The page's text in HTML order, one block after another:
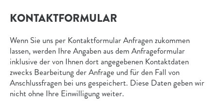
KONTAKTFORMULAR
Wenn Sie uns per Kontaktformular Anfragen zukommen
lassen, werden Ihre Angaben aus dem Anfrageformular
inklusive der von Ihnen dort angegebenen Kontaktdaten
zwecks Bearbeitung der Anfrage und für den Fall von
Anschlussfragen bei uns gespeichert. Diese Daten geben wir
nicht ohne Ihre Einwilligung weiter.